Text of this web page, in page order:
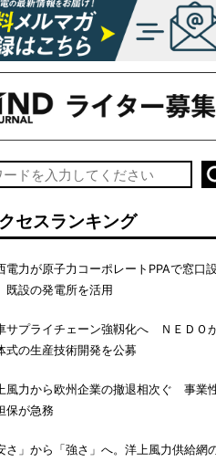
セスランキング
電力が原子力コーポレートPPAで窓口
既設の発電所を活用
サプライチェーン強靱化へ ＮＥＤＯ
式の生産技術開発を公募
風力から欧州企業の撤退相次ぐ 事業
保が急務
さ」から「強さ」へ。洋上風力供給網